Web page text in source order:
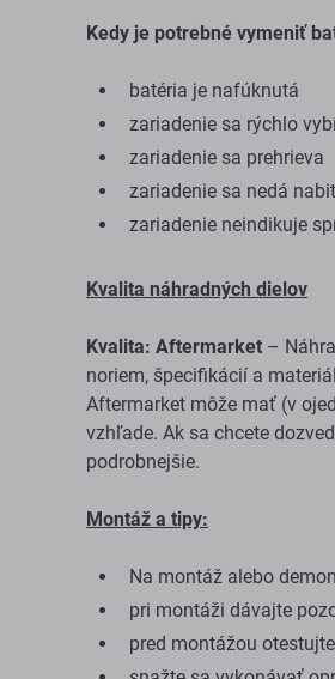
Kedy je potrebné vymeniť
batéria je nafúknutá
zariadenie sa rýchlo
zariadenie sa prehrieva
zariadenie sa nedá
zariadenie neindikuje
Kvalita náhradných dielov
Kvalita: Aftermarket –
noriem, špecifikácií a
Aftermarket môže mať (v
vzhľade. Ak sa chcete
podrobnejšie.
Montáž a tipy:
Na montáž alebo
pri montáži dávajte
pred montážou